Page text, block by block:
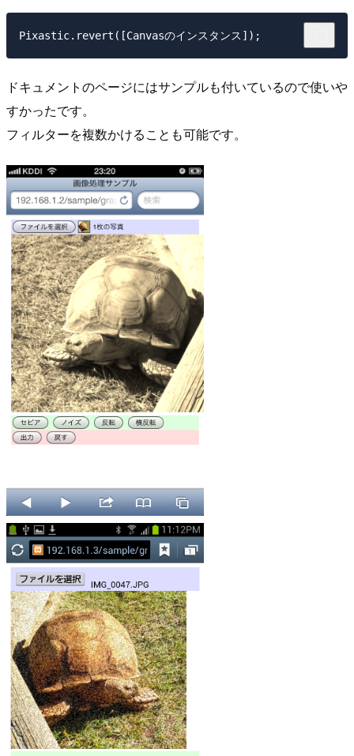
Pixastic.revert([Canvasのインスタンス]);
ドキュメントのページにはサンプルも付いているので使いや
すかったです。
フィルターを複数かけることも可能です。